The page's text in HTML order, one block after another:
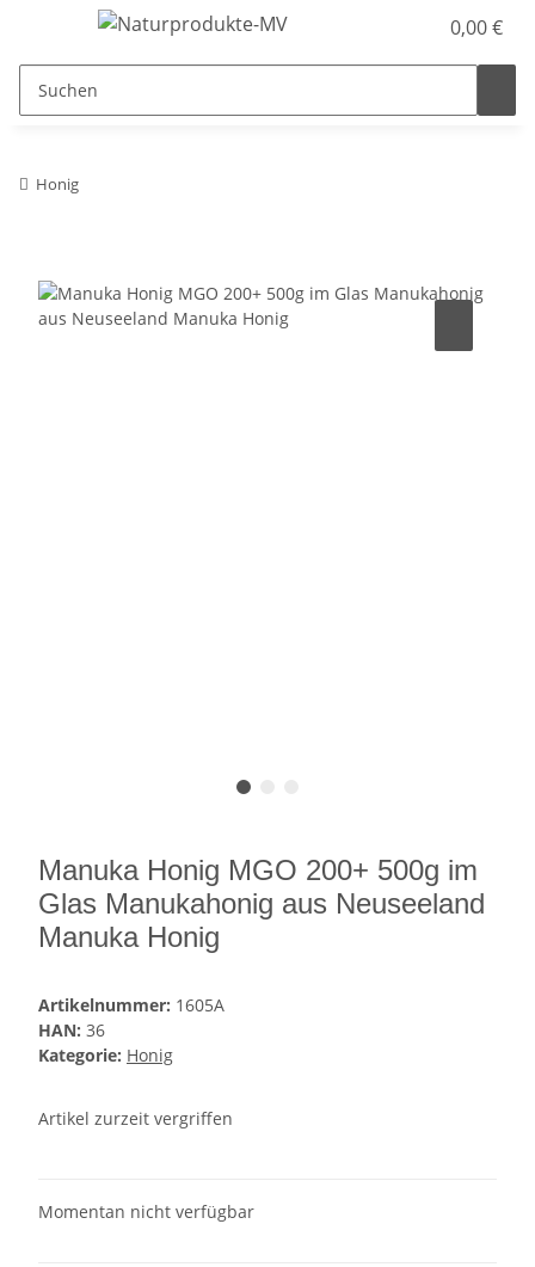
0,00 €
Honig
Manuka Honig MGO 200+ 500g im
Glas Manukahonig aus Neuseeland
Manuka Honig
Artikelnummer: 1605A
HAN: 36
Kategorie: Honig
Artikel zurzeit vergriffen
Momentan nicht verfügbar